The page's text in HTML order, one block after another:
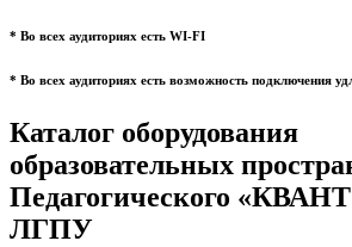
* Во всех аудиториях есть WI-FI
* Во всех аудиториях есть возможность подключения
Каталог оборудования
образовательных
Педагогического
ЛГПУ